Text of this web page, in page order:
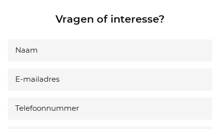
Vragen of interesse?